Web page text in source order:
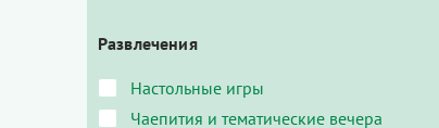
Развлечения
Настольные игры
Чаепития и тематические вечера